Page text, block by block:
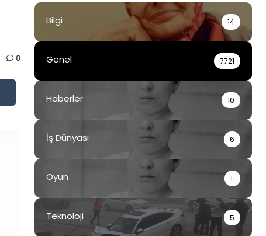
0
Bilgi 14
Genel 7721
Haberler 10
İş Dünyası 6
Oyun 1
Teknoloji 5